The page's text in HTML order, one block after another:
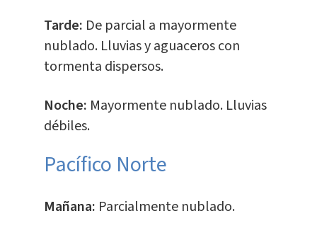
Tarde: De parcial a mayormente
nublado. Lluvias y aguaceros con
tormenta dispersos.
Noche: Mayormente nublado. Lluvias
débiles.
Pacífico Norte
Mañana: Parcialmente nublado.